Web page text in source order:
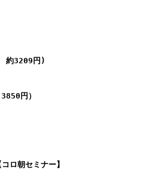
約3209円)
円）
ロ朝セミナー】